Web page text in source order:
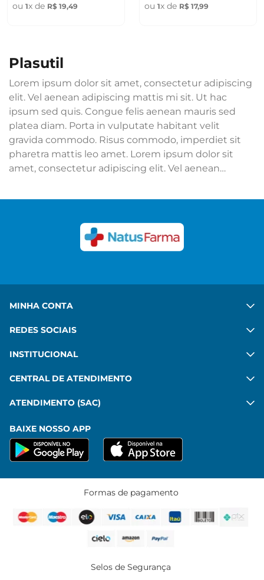
ou 1x de R$ 19,49 ou 1x de R$ 17,99
plasutil
Lorem ipsum dolor sit amet, consectetur adipiscing
elit. Vel aenean adipiscing mattis mi sit. Ut hac
ipsum sed quis. Congue felis aenean mauris sed
platea diam. Porta in vulputate habitant velit
gravida commodo. Risus commodo, imperdiet sit
pharetra mattis leo amet. Lorem ipsum dolor sit
amet, consectetur adipiscing elit. Vel aenean
Congue felis aenean mauris sed platea diam. Porta
commodo, imperdiet sit pharetra mattis leo amet.
MINHA CONTA
REDES SOCIAIS
INSTITUCIONAL
CENTRAL DE ATENDIMENTO
ATENDIMENTO (SAC)
BAIXE NOSSO APP
Formas de pagamento
Selos de Segurança